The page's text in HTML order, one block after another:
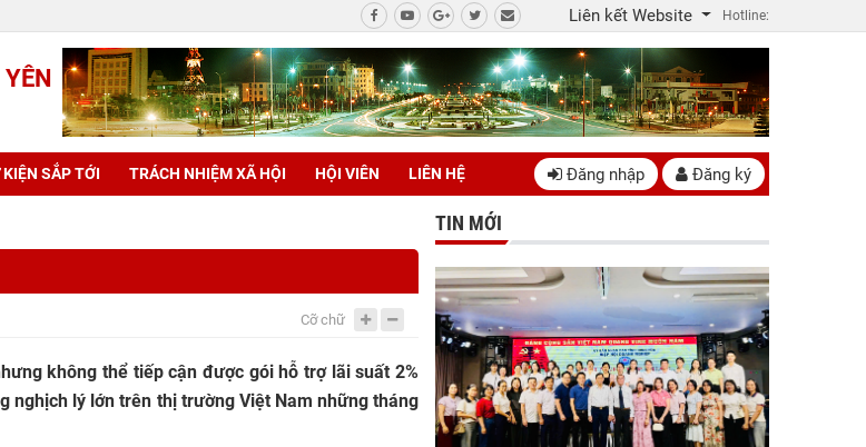
Liên kết Website Hotline:
KIỆN SẮP TỚI TRÁCH NHIỆM XÃ HỘI HỘI VIÊN LIÊN HỆ Đăng nhập Đăng ký
Cỡ chữ
không thể tiếp cận được gói hỗ trợ lãi suất 2%
nghịch lý lớn trên thị trường Việt Nam những tháng
TIN MỚI